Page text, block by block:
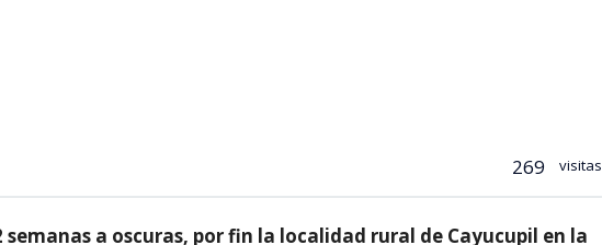
269 visitas
semanas a oscuras, por fin la localidad rural de Cayucupil en la